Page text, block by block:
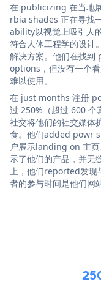
在 publicizing 在当地
rbia shades 正在寻找
ability以视觉上吸引人
符合人体工程学的设计
解决方案。他们在找
options，但没有一个
难以使用。
在 just months 注册
过 250%（超过 600
社交将他们的社交媒体
食。他们added powr
户展示landing on 主
示了他们的产品，并无
上，他们reported发
者的参与时间是他们网